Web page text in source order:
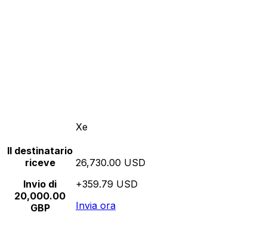
Xe
Il destinatario
riceve
Invio di
20,000.00
GBP
26,730.00 USD
+359.79 USD
Invia ora